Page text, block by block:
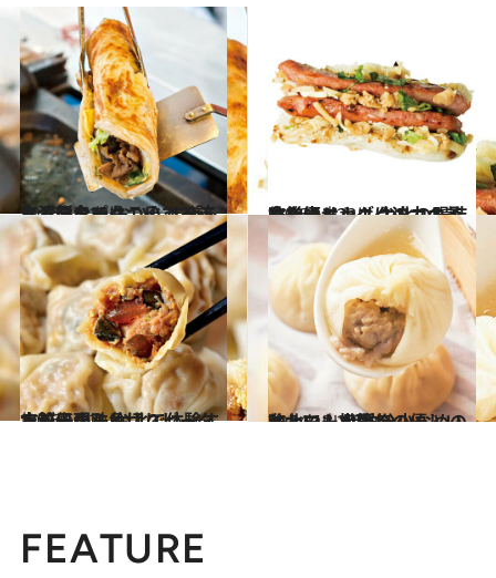
2016.12.19
台湾スターもこぞって訪れる屋台で おいしすぎるネギ餅をパクついてみる
旅＆お出かけ 2016.12.23
食後はニンニクのニオイを覚悟せよ！ 台北の腸詰もち米ドッグは迫力の美味
旅＆お出かけ
2016.5.22
水餃子から角切りピータンが出現！ 台北で体験する秘伝の味とは？
旅＆お出かけ 2014.12.24
台北でも指折りの優しい味わい！ 脂肪分少なめのヘルシー小籠包
旅＆お出かけ
FEATURE